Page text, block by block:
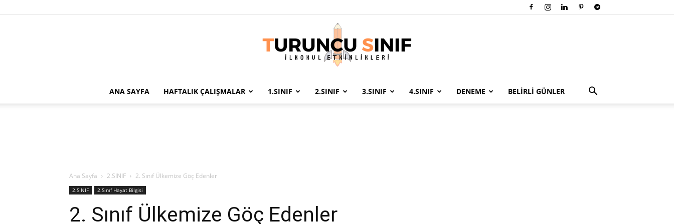
ANA SAYFA HAFTALIK ÇALIŞMALAR 1.SINIF 2.SINIF 3.SINIF 4.SINIF DENEME BELİRLİ GÜNLER
Ana Sayfa 2.SINIF 2. Sınıf Ülkemize Göç Edenler
2.SINIF 2.Sınıf Hayat Bilgisi
2. Sınıf Ülkemize Göç Edenler